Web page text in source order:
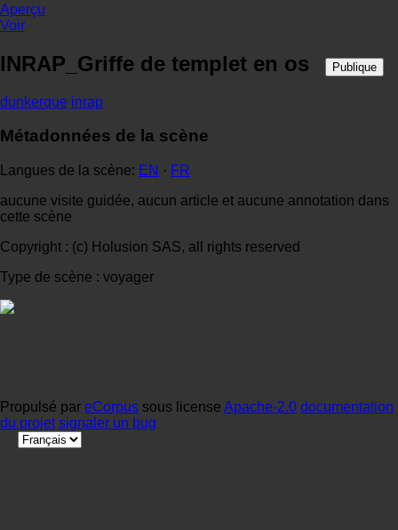
Aperçu
Voir
INRAP_Griffe de templet en os Publique
dunkerque inrap
Métadonnées de la scène
Langues de la scène: EN · FR
aucune visite guidée, aucun article et aucune annotation dans
cette scène
Copyright : (c) Holusion SAS, all rights reserved
Type de scène : voyager
Propulsé par eCorpus sous license Apache-2.0 documentation
du projet signaler un bug